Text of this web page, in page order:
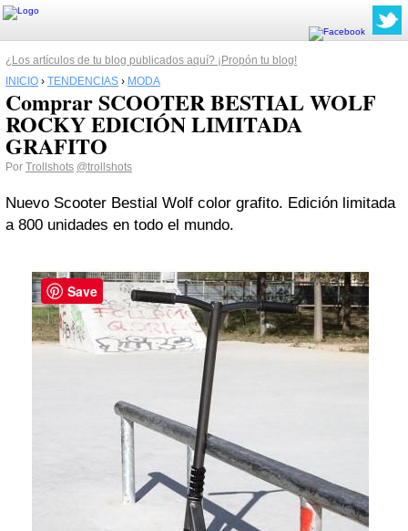
¿Los artículos de tu blog publicados aquí? ¡Propón tu blog!
INICIO › TENDENCIAS › MODA
Comprar SCOOTER BESTIAL WOLF
ROCKY EDICIÓN LIMITADA
GRAFITO
Por Trollshots @trollshots
Nuevo Scooter Bestial Wolf color grafito. Edición limitada
a 800 unidades en todo el mundo.
Save